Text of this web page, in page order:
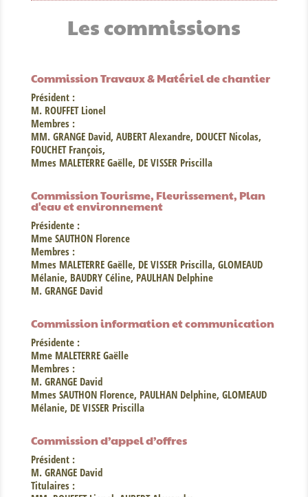
Les commissions
Commission Travaux & Matériel de chantier
Président :
M. ROUFFET Lionel
Membres :
MM. GRANGE David, AUBERT Alexandre, DOUCET Nicolas,
FOUCHET François,
Mmes MALETERRE Gaëlle, DE VISSER Priscilla
Commission Tourisme, Fleurissement, Plan
d'eau et environnement
Présidente :
Mme SAUTHON Florence
Membres :
Mmes MALETERRE Gaëlle, DE VISSER Priscilla, GLOMEAUD
Mélanie, BAUDRY Céline, PAULHAN Delphine
M. GRANGE David
Commission information et communication
Présidente :
Mme MALETERRE Gaëlle
Membres :
M. GRANGE David
Mmes SAUTHON Florence, PAULHAN Delphine, GLOMEAUD
Mélanie, DE VISSER Priscilla
Commission d’appel d’offres
Président :
M. GRANGE David
Titulaires :